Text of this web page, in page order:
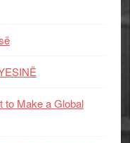
to Make a Global